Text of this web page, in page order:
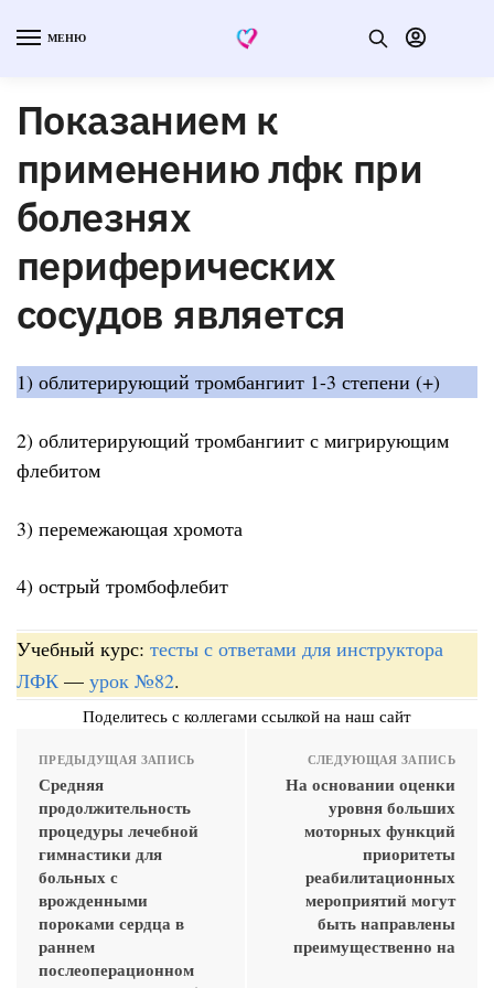
МЕНЮ
Показанием к
применению лфк при
болезнях
периферических
сосудов является
1) облитерирующий тромбангиит 1-3 степени (+)
2) облитерирующий тромбангиит с мигрирующим
флебитом
3) перемежающая хромота
4) острый тромбофлебит
Учебный курс: тесты с ответами для инструктора
ЛФК — урок №82.
Поделитесь с коллегами ссылкой на наш сайт
ПРЕДЫДУЩАЯ ЗАПИСЬ
Средняя
продолжительность
процедуры лечебной
гимнастики для
больных с
врожденными
пороками сердца в
раннем
послеоперационном
СЛЕДУЮЩАЯ ЗАПИСЬ
На основании оценки
уровня больших
моторных функций
приоритеты
реабилитационных
мероприятий могут
быть направлены
преимущественно на